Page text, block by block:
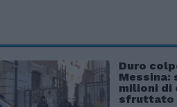
Duro
Messina:
milioni di
sfruttato